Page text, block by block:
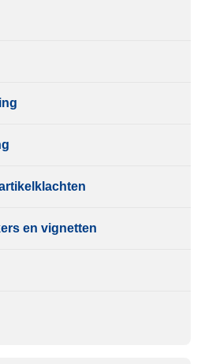
en vignetten